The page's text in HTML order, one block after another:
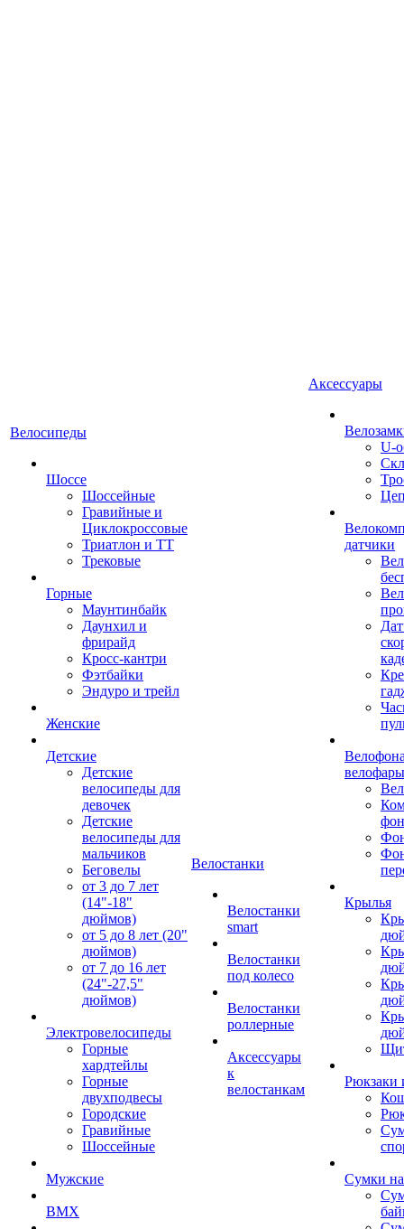
Велосипеды
Шоссе
Шоссейные
Гравийные и
Циклокроссовые
Триатлон и ТТ
Трековые
Горные
Маунтинбайк
Даунхил и
фрирайд
Кросс-кантри
Фэтбайки
Эндуро и трейл
Женские
Детские
Детские
велосипеды для
девочек
Детские
велосипеды для
мальчиков
Беговелы
от 3 до 7 лет
(14"-18"
дюймов)
от 5 до 8 лет (20"
дюймов)
от 7 до 16 лет
(24"-27,5"
дюймов)
Электровелосипеды
Горные
хардтейлы
Горные
двухподвесы
Городские
Гравийные
Шоссейные
Мужские
BMX
Велостанки
Велостанки
smart
Велостанки
под колесо
Велостанки
роллерные
Аксессуары
к
велостанкам
Аксессуары
U-
датчики
велофары
Крылья
Рюкзаки
Сумки